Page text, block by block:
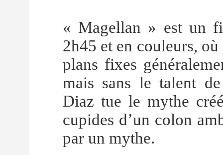
« Magellan » est un
2h45 et en couleurs,
plans fixes
mais sans le talent
Diaz tue le mythe
cupides d’un colon
par un mythe.